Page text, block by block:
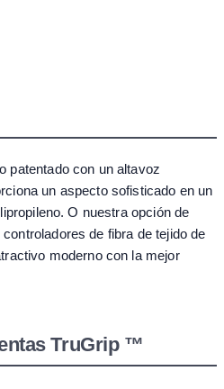
patentado con un altavoz
un aspecto sofisticado en un
O nuestra opción de
de fibra de tejido de
moderno con la mejor
TruGrip ™